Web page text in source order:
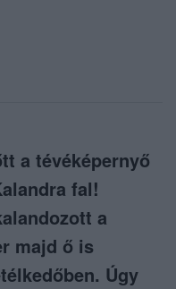
a tévéképernyő
fal!
a
majd ő is
Úgy